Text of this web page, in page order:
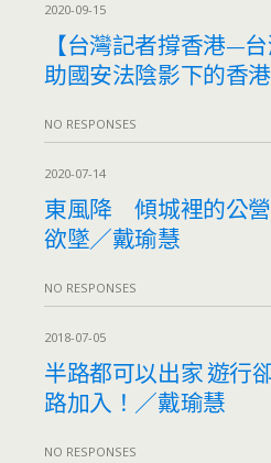
2020-09-15
【台灣記者撐香港—
助國安法陰影下的香
NO RESPONSES
2020-07-14
東風降 傾城裡的公
欲墜／戴瑜慧
NO RESPONSES
2018-07-05
半路都可以出家 遊行
路加入！／戴瑜慧
NO RESPONSES